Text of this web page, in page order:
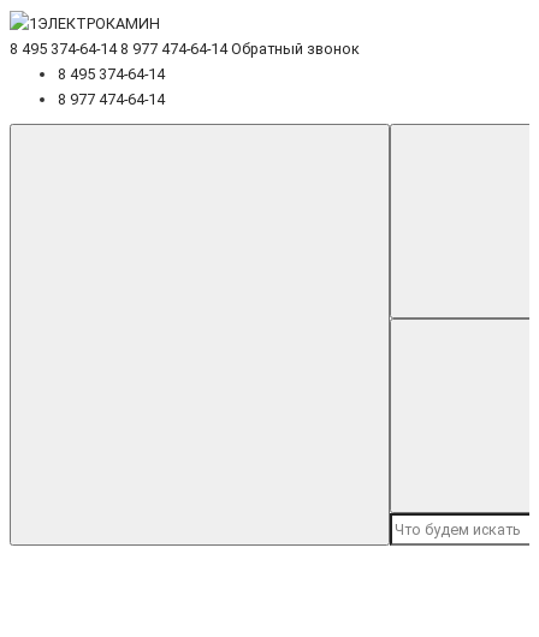
8 495 374-64-14 8 977 474-64-14 Обратный звонок
8 495 374-64-14
8 977 474-64-14